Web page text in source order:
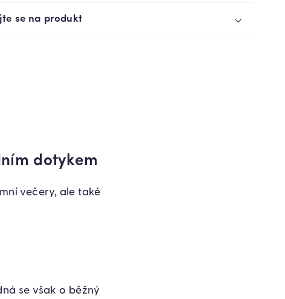
se na produkt
dotykem
večery, ale také
se však o běžný